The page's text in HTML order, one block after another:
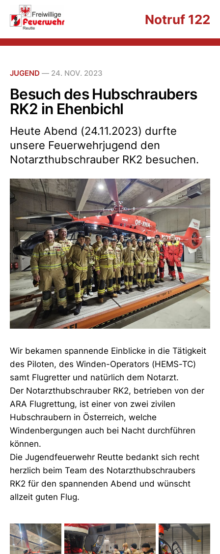
Notruf 122
JUGEND — 24. NOV. 2023
Besuch des Hubschraubers
RK2 in Ehenbichl
Heute Abend (24.11.2023) durfte
unsere Feuerwehrjugend den
Notarzthubschrauber RK2 besuchen.
Wir bekamen spannende Einblicke in die Tätigkeit
des Piloten, des Winden-Operators (HEMS-TC)
samt Flugretter und natürlich dem Notarzt.
Der Notarzthubschrauber RK2, betrieben von der
ARA Flugrettung, ist einer von zwei zivilen
Hubschraubern in Österreich, welche
Windenbergungen auch bei Nacht durchführen
können.
Die Jugendfeuerwehr Reutte bedankt sich recht
herzlich beim Team des Notarzthubschraubers
RK2 für den spannenden Abend und wünscht
allzeit guten Flug.